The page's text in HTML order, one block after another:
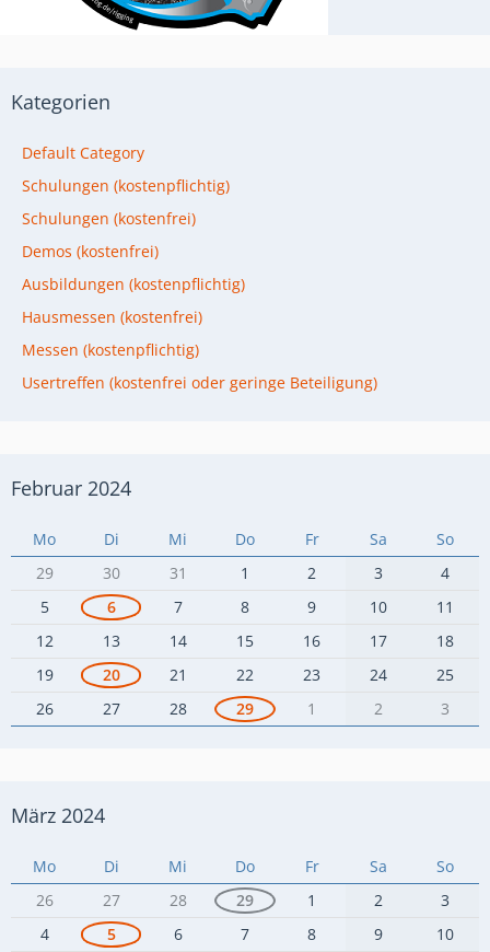
Kategorien
Default Category
Schulungen (kostenpflichtig)
Schulungen (kostenfrei)
Demos (kostenfrei)
Ausbildungen (kostenpflichtig)
Hausmessen (kostenfrei)
Messen (kostenpflichtig)
Usertreffen (kostenfrei oder geringe Beteiligung)
Februar 2024
Mo Di Mi Do Fr Sa
So
29
30 31 1 2 3
4
5
6 7 8 9 10
11
12
13 14 15 16 17
18
19
20 21 22 23 24
25
26
27 28 29 1 2 3
März 2024
Mo Di Mi Do Fr Sa
So
26
27 28 29 1 2
3
4
5 6 7 8 9 10